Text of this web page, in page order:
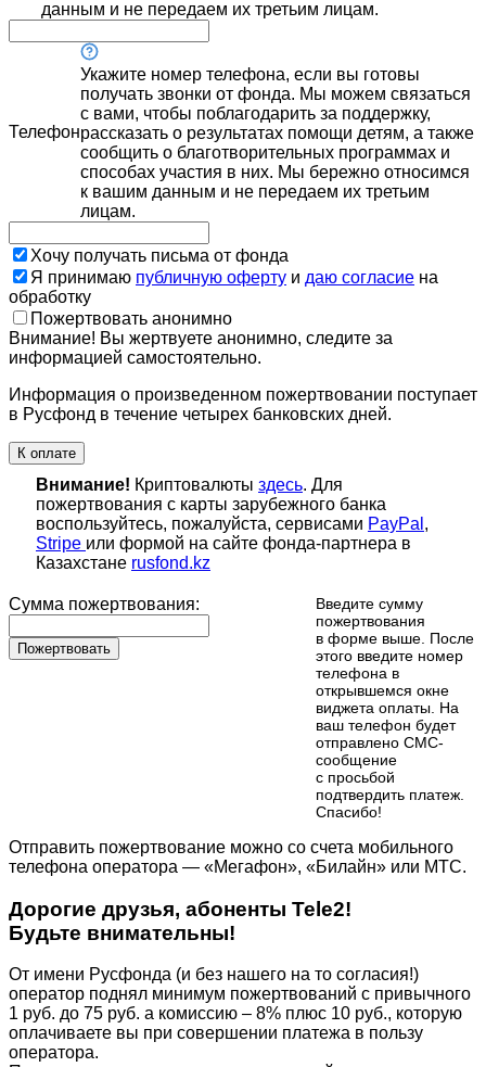
данным и не передаем их третьим лицам.
Телефон
Укажите номер телефона, если вы готовы
получать звонки от фонда. Мы можем связаться
с вами, чтобы поблагодарить за поддержку,
рассказать о результатах помощи детям, а также
сообщить о благотворительных программах и
способах участия в них. Мы бережно относимся
к вашим данным и не передаем их третьим
лицам.
Хочу получать письма от фонда
Я принимаю публичную оферту и даю согласие на
обработку
Пожертвовать анонимно
Внимание! Вы жертвуете анонимно, следите за
информацией самостоятельно.
Информация о произведенном пожертвовании поступает
в Русфонд в течение четырех банковских дней.
К оплате
Внимание! Криптовалюты здесь. Для
пожертвования с карты зарубежного банка
воспользуйтесь, пожалуйста, сервисами PayPal ,
Stripe или формой на сайте фонда-партнера в
Казахстане rusfond.kz
Сумма пожертвования:
Пожертвовать
Введите сумму
пожертвования
в форме выше. После
этого введите номер
телефона в
открывшемся окне
виджета оплаты. На
ваш телефон будет
отправлено СМС-
сообщение
с просьбой
подтвердить платеж.
Cпасибо!
Отправить пожертвование можно со счета мобильного
телефона оператора — «Мегафон», «Билайн» или МТС.
Дорогие друзья, абоненты Tele2!
Будьте внимательны!
От имени Русфонда (и без нашего на то согласия!)
оператор поднял минимум пожертвований с привычного
1 руб. до 75 руб. а комиссию – 8% плюс 10 руб., которую
оплачиваете вы при совершении платежа в пользу
оператора.